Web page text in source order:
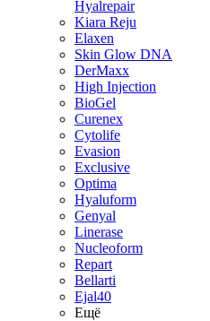
Hyalrepair
Kiara Reju
Elaxen
Skin Glow DNA
DerMaxx
High Injection
BioGel
Curenex
Cytolife
Evasion
Exclusive
Optima
Hyaluform
Genyal
Linerase
Nucleoform
Repart
Bellarti
Ejal40
Ещё